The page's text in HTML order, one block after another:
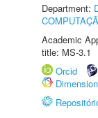
Department:
Academic
title: MS-3.1
Orcid